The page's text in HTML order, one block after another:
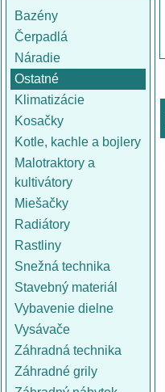
Bazény
Čerpadlá
Náradie
Ostatné
Klimatizácie
Kosačky
Kotle, kachle a bojlery
Malotraktory a
kultivátory
Miešačky
Radiátory
Rastliny
Snežná technika
Stavebný materiál
Vybavenie dielne
Vysávače
Záhradná technika
Záhradné grily